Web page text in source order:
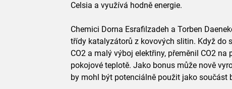
Celsia a využívá hodně energie.
Chemici Dorna Esrafilzadeh a Torben
třídy katalyzátorů z kovových slitin. Když do
CO2 a malý výboj elektřiny, přeměnil CO2
pokojové teplotě. Jako bonus může nově
by mohl být potenciálně použit jako součást